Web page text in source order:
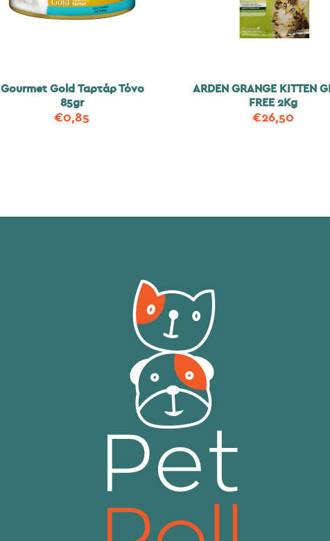
Gourmet Gold Ταρτάρ Τόνο
85gr
€0,85
ARDEN GRANGE KITTEN
FREE 2Kg
€26,50